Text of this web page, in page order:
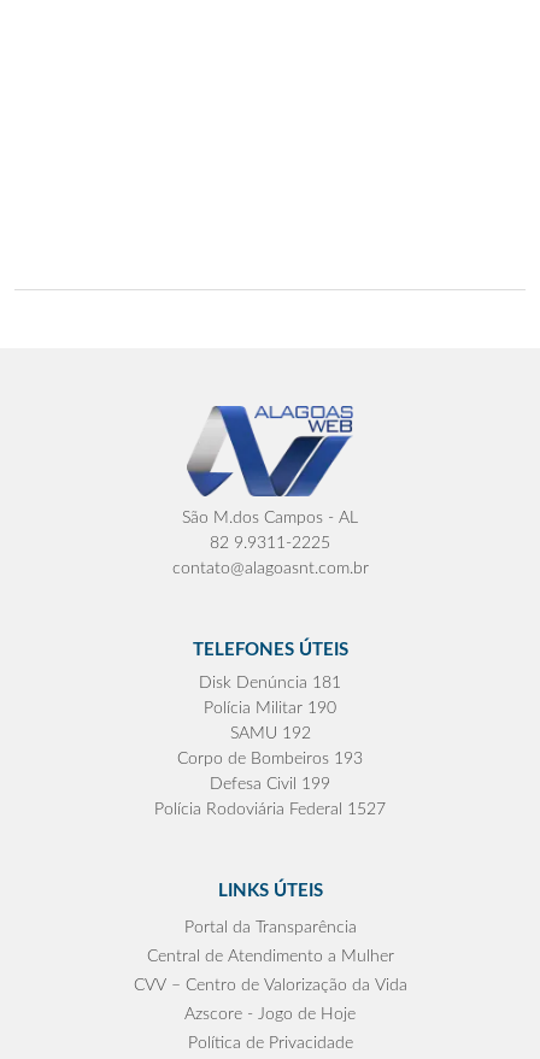
São M.dos Campos - AL
82 9.9311-2225
contato@alagoasnt.com.br
TELEFONES ÚTEIS
Disk Denúncia 181
Polícia Militar 190
SAMU 192
Corpo de Bombeiros 193
Defesa Civil 199
Polícia Rodoviária Federal 1527
LINKS ÚTEIS
Portal da Transparência
Central de Atendimento a Mulher
CVV – Centro de Valorização da Vida
Azscore - Jogo de Hoje
Política de Privacidade